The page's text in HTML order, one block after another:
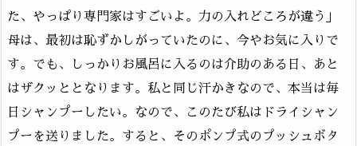
た、やっぱり専門家はすごいよ。力の入れどころが違う」
母は、最初は恥ずかしがっていたのに、今やお気に入りで
す。でも、しっかりお風呂に入るのは介助のある日、あと
はザクッととなります。私と同じ汗かきなので、本当は毎
日シャンプーしたい。なので、このたび私はドライシャン
プーを送りました。すると、そのポンプ式のプッシュボタ